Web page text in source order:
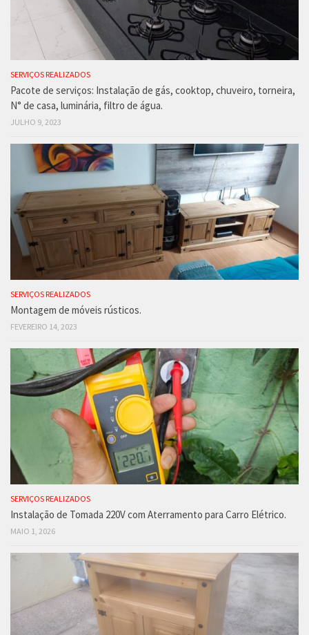
SERVIÇOS REALIZADOS
Pacote de serviços: Instalação de gás, cooktop, chuveiro, torneira,
N° de casa, luminária, filtro de água.
JULHO 9, 2023
SERVIÇOS REALIZADOS
Montagem de móveis rústicos.
FEVEREIRO 14, 2023
SERVIÇOS REALIZADOS
Instalação de Tomada 220V com Aterramento para Carro Elétrico.
MAIO 1, 2026